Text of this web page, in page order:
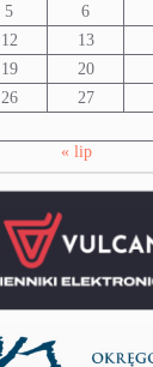
5 6
12 13
19 20
26 27
« lip